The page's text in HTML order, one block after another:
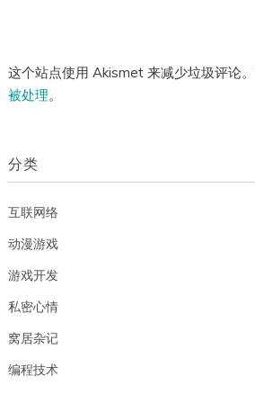
这个站点使用 Akismet 来减少垃圾评论。
被处理。
分类
互联网络
动漫游戏
游戏开发
私密心情
窝居杂记
编程技术